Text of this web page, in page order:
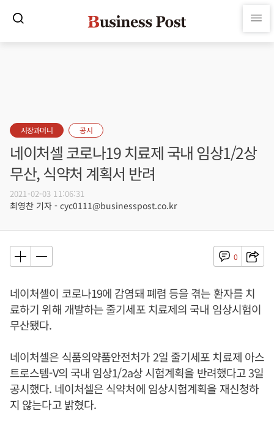
시장과머니 공시
네이처셀 코로나19 치료제 국내 임상1/2상
무산, 식약처 계획서 반려
2021-02-03 11:06:31
최영찬 기자 - cyc0111@businesspost.co.kr
0
네이처셀이 코로나19에 감염돼 폐렴 등을 겪는 환자를 치
료하기 위해 개발하는 줄기세포 치료제의 국내 임상시험이
무산됐다.
네이처셀은 식품의약품안전처가 2일 줄기세포 치료제 아스
트로스템-V의 국내 임상1/2a상 시험계획을 반려했다고 3일
공시했다. 네이처셀은 식약처에 임상시험계획을 재신청하
지 않는다고 밝혔다.